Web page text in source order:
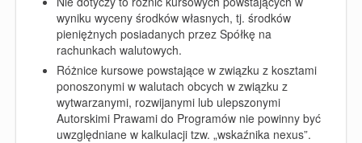
wyniku wyceny środków własnych, tj. środków
pieniężnych posiadanych przez Spółkę na
rachunkach walutowych.
Różnice kursowe powstające w związku z kosztami
ponoszonymi w walutach obcych w związku z
wytwarzanymi, rozwijanymi lub ulepszonymi
Autorskimi Prawami do Programów nie powinny być
uwzględniane w kalkulacji tzw. „wskaźnika nexus”.